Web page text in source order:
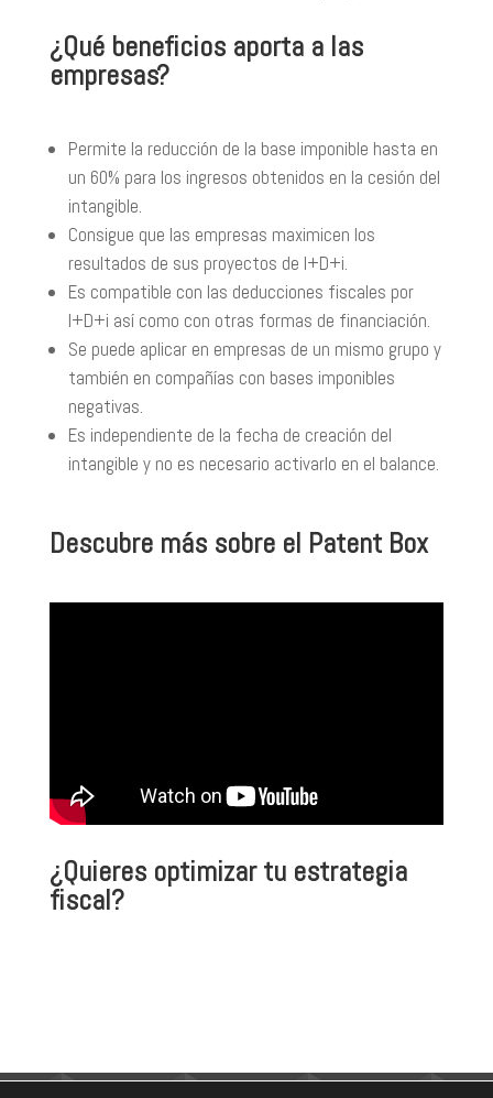
¿Qué beneficios aporta a las
empresas?
Permite la reducción de la base imponible hasta en
un 60% para los ingresos obtenidos en la cesión del
intangible.
Consigue que las empresas maximicen los
resultados de sus proyectos de I+D+i.
Es compatible con las deducciones fiscales por
I+D+i así como con otras formas de financiación.
Se puede aplicar en empresas de un mismo grupo y
también en compañías con bases imponibles
negativas.
Es independiente de la fecha de creación del
intangible y no es necesario activarlo en el balance.
Descubre más sobre el Patent Box
¿Quieres optimizar tu estrategia
fiscal?